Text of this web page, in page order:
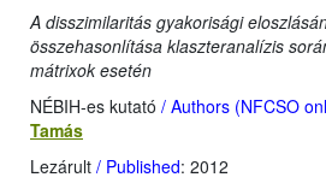
A disszimilaritás gyakorisági
összehasonlítása klaszteranalízis
mátrixok esetén
NÉBIH-es kutató / Authors (NFCSO
Tamás
Lezárult / Published: 2012